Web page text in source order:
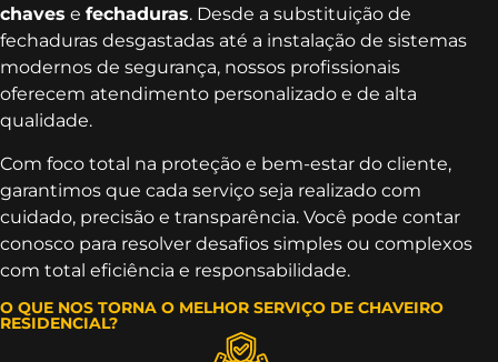
chaves e fechaduras. Desde a substituição de
fechaduras desgastadas até a instalação de sistemas
modernos de segurança, nossos profissionais
oferecem atendimento personalizado e de alta
qualidade.
Com foco total na proteção e bem-estar do cliente,
garantimos que cada serviço seja realizado com
cuidado, precisão e transparência. Você pode contar
conosco para resolver desafios simples ou complexos
com total eficiência e responsabilidade.
O QUE NOS TORNA O MELHOR SERVIÇO DE CHAVEIRO
RESIDENCIAL?